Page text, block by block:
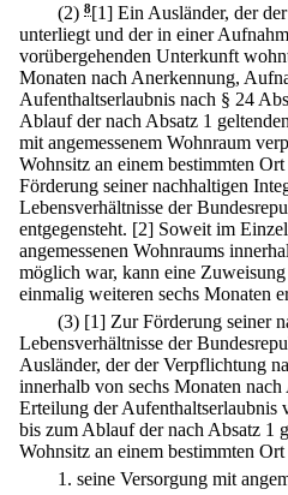
(2) 8[1] Ein Ausländer, der
unterliegt und der in einer
vorübergehenden Unterkunft
Monaten nach Anerkennung,
Aufenthaltserlaubnis nach § 24
Ablauf der nach Absatz 1
mit angemessenem Wohnraum
Wohnsitz an einem bestimmten
Förderung seiner nachhaltigen
Lebensverhältnisse der
entgegensteht. [2] Soweit im
angemessenen Wohnraums
möglich war, kann eine
einmalig weiteren sechs Monaten
(3) [1] Zur Förderung seiner
Lebensverhältnisse der
Ausländer, der der Verpflichtung
innerhalb von sechs Monaten
Erteilung der Aufenthaltserlaubnis
bis zum Ablauf der nach Absatz 1
Wohnsitz an einem bestimmten
1. seine Versorgung mit